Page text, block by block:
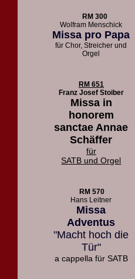
RM 300
Wolfram Menschick
Missa pro Papa
für Chor, Streicher und
Orgel
RM 651
Franz Josef Stoiber
Missa in
honorem
sanctae Annae
Schäffer
für
SATB und Orgel
RM 570
Hans Leitner
Missa
Adventus
"Macht hoch die
Tür"
a cappella für SATB